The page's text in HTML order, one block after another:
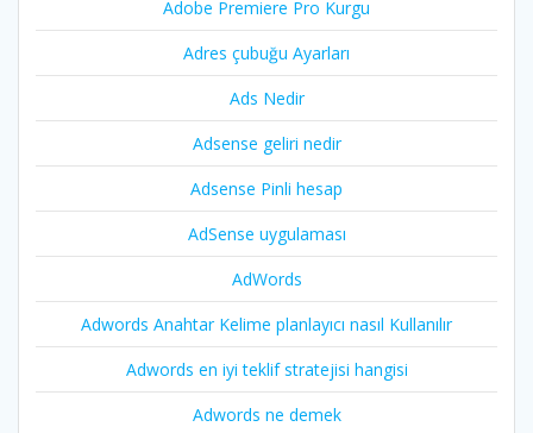
Adobe Premiere Pro Kurgu
Adres çubuğu Ayarları
Ads Nedir
Adsense geliri nedir
Adsense Pinli hesap
AdSense uygulaması
AdWords
Adwords Anahtar Kelime planlayıcı nasıl Kullanılır
Adwords en iyi teklif stratejisi hangisi
Adwords ne demek